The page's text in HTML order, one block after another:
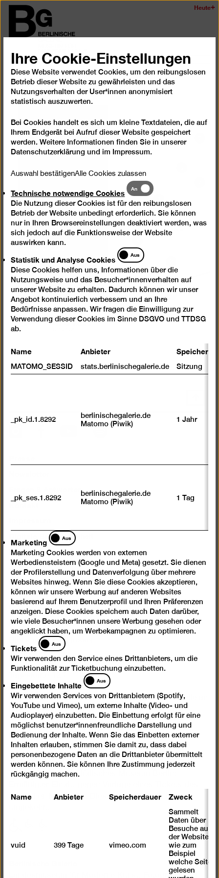
Zum
Seiteninhalt
springen
Berlinischen
Heute
auf-
Interaktiver Lageplan
Spotify
Fragen & Antworten
Kontakt
Digitale Barrierefreiheit
Datenschutz
Jobs
Cookie-Einstellungen
Öffnungszeiten
Mi – Mo 10 – 18 Uhr
Dienstags geschlossen
Eintritt
Ermäßigt 7 €
Happy Wednesday: Ermäßigter Eintritt (7 €) für alle an
jedem 1. Mittwoch des Monats
Freier Eintritt bis 18 Jahre
Freier Eintritt für Geflüchtete
Tickets kaufen
Ticketkooperation Jüdisches Museum Berlin:
Jüdischen Museums. Dieses Angebot gilt auch
Mobilität
MobilitätMobilität
Landesmuseum für Moderne Kunst, Fotografie und
Ihre Cookie-Einstellungen
Diese Website verwendet Cookies, um den reibungslosen
Betrieb dieser Website zu gewährleisten und das
Nutzungsverhalten der User*innen anonymisiert
statistisch auszuwerten.
Bei Cookies handelt es sich um kleine Textdateien, die auf
Ihrem Endgerät bei Aufruf dieser Website gespeichert
werden. Weitere Informationen finden Sie in unserer
Datenschutzerklärung und im Impressum.
Auswahl bestätigenAlle Cookies zulassen
Technische notwendige Cookies
Technische
notwendige
Cookies
An
Die Nutzung dieser Cookies ist für den reibungslosen
Betrieb der Website unbedingt erforderlich. Sie können
nur in Ihren Browsereinstellungen deaktiviert werden, was
sich jedoch auf die Funktionsweise der Website
auswirken kann.
Statistik und Analyse Cookies
Statistik
und
Analyse
Cookies
Aus
Diese Cookies helfen uns, Informationen über die
Nutzungsweise und das Besucher*innenverhalten auf
unserer Website zu erhalten. Dadurch können wir unser
Angebot kontinuierlich verbessern und an Ihre
Bedürfnisse anpassen. Wir fragen die Einwilligung zur
Verwendung dieser Cookies im Sinne DSGVO und TTDSG
ab.
Name Anbieter
MATOMO_SESSID stats.berlinischegalerie.de Sitzung
_pk_id.1.8292
berlinischegalerie.de
Matomo (Piwik)
1 Jahr
_pk_ses.1.8292
berlinischegalerie.de
Matomo (Piwik)
1 Tag
Marketing
Marketing
Aus
Marketing Cookies werden von externen
Werbediensteistern (Google und Meta) gesetzt. Sie dienen
der Profilerstellung und Datenverfolgung über mehrere
Websites hinweg. Wenn Sie diese Cookies akzeptieren,
können wir unsere Werbung auf anderen Websites
basierend auf Ihrem Benutzerprofil und Ihren Präferenzen
anzeigen. Diese Cookies speichern auch Daten darüber,
wie viele Besucher*innen unsere Werbung gesehen oder
angeklickt haben, um Werbekampagnen zu optimieren.
Tickets
Tickets
Aus
Wir verwenden den Service eines Drittanbieters, um die
Funktionalität zur Ticketbuchung einzubetten.
Eingebettete Inhalte
Eingebettete
Inhalte
Aus
Wir verwenden Services von Drittanbietern (Spotify,
YouTube und Vimeo), um externe Inhalte (Video- und
Audioplayer) einzubetten. Die Einbettung erfolgt für eine
möglichst benutzer*innenfreundliche Darstellung und
Bedienung der Inhalte. Wenn Sie das Einbetten externer
Inhalten erlauben, stimmen Sie damit zu, dass dabei
personenbezogene Daten an die Drittanbieter übermittelt
werden können. Sie können Ihre Zustimmung jederzeit
rückgängig machen.
Name Anbieter Speicherdauer Zweck
vuid 399 Tage vimeo.com
Sammelt
Daten über
Besuche auf
der Website,
wie zum
Beispiel
welche Seiten
gelesen